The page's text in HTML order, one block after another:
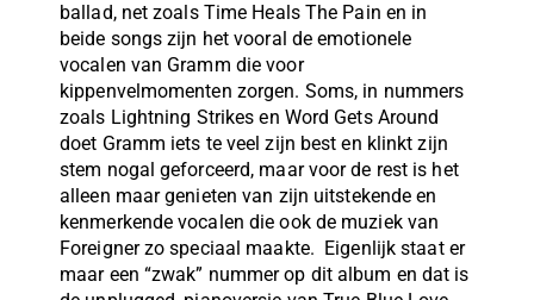
ballad, net zoals Time Heals The Pain en in
beide songs zijn het vooral de emotionele
vocalen van Gramm die voor
kippenvelmomenten zorgen. Soms, in nummers
zoals Lightning Strikes en Word Gets Around
doet Gramm iets te veel zijn best en klinkt zijn
stem nogal geforceerd, maar voor de rest is het
alleen maar genieten van zijn uitstekende en
kenmerkende vocalen die ook de muziek van
Foreigner zo speciaal maakte. Eigenlijk staat er
maar een “zwak” nummer op dit album en dat is